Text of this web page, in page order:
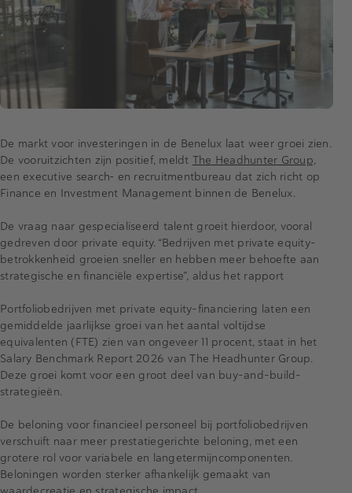
De markt voor investeringen in de Benelux laat weer groei zien.
De vooruitzichten zijn positief, meldt The Headhunter Group,
een executive search‑ en recruitmentbureau dat zich richt op
Finance en Investment Management binnen de Benelux.
De vraag naar gespecialiseerd talent groeit hierdoor, vooral
gedreven door private equity. “Bedrijven met private equity-
betrokkenheid groeien sneller en hebben meer behoefte aan
strategische en financiële expertise”, aldus het rapport
Portfoliobedrijven met private equity-financiering laten een
gemiddelde jaarlijkse groei van het aantal voltijdse
equivalenten (FTE) zien van ongeveer 11 procent, staat in het
Salary Benchmark Report 2026 van The Headhunter Group.
Deze groei komt voor een groot deel van buy-and-build-
strategieën.
De beloning voor financieel personeel bij portfoliobedrijven
verschuift naar meer prestatiegerichte beloning, met een
grotere rol voor variabele en langetermijncomponenten.
Beloningen worden sterker afhankelijk gemaakt van